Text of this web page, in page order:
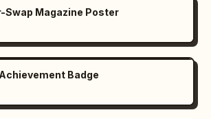
Swap Magazine Poster
Badge